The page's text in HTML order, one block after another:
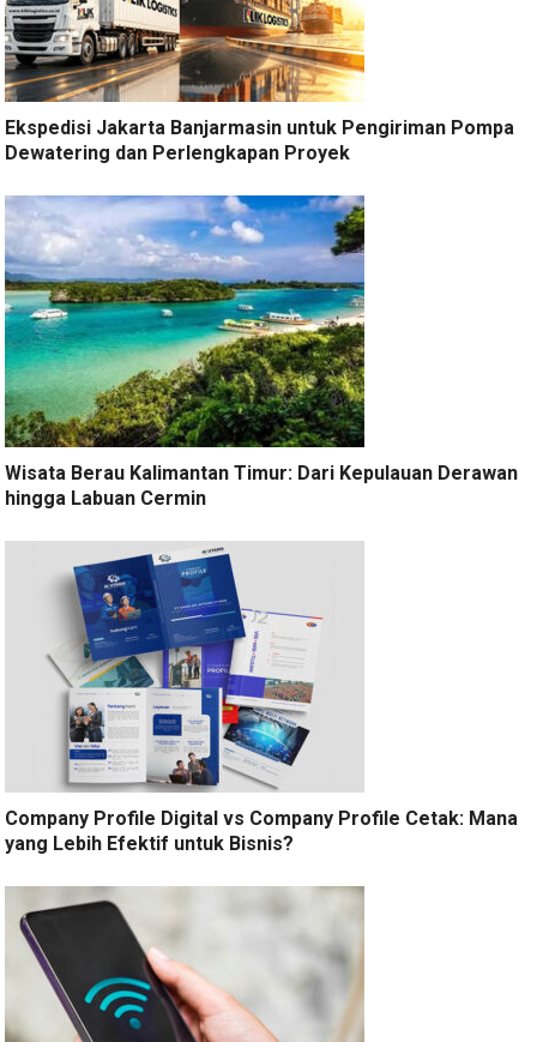
Ekspedisi Jakarta Banjarmasin untuk Pengiriman Pompa
Dewatering dan Perlengkapan Proyek
Wisata Berau Kalimantan Timur: Dari Kepulauan Derawan
hingga Labuan Cermin
Company Profile Digital vs Company Profile Cetak: Mana
yang Lebih Efektif untuk Bisnis?